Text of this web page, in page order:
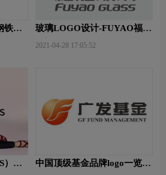
铁品
玻璃LOGO设计-FUYAO福耀
2021-04-28 17:05:52
）品
中国顶级基金品牌logo一览：